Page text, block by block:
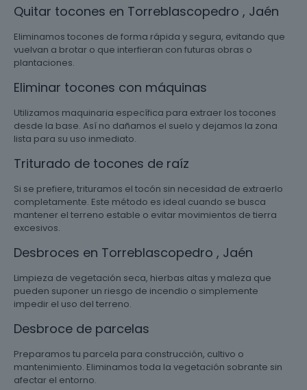
Quitar tocones en Torreblascopedro , Jaén
Eliminamos tocones de forma rápida y segura, evitando que
vuelvan a brotar o que interfieran con futuras obras o
plantaciones.
Eliminar tocones con máquinas
Utilizamos maquinaria específica para extraer los tocones
desde la base. Así no dañamos el suelo y dejamos la zona
lista para su uso inmediato.
Triturado de tocones de raíz
Si se prefiere, trituramos el tocón sin necesidad de extraerlo
completamente. Este método es ideal cuando se busca
mantener el terreno estable o evitar movimientos de tierra
excesivos.
Desbroces en Torreblascopedro , Jaén
Limpieza de vegetación seca, hierbas altas y maleza que
pueden suponer un riesgo de incendio o simplemente
impedir el uso del terreno.
Desbroce de parcelas
Preparamos tu parcela para construcción, cultivo o
mantenimiento. Eliminamos toda la vegetación sobrante sin
afectar el entorno.